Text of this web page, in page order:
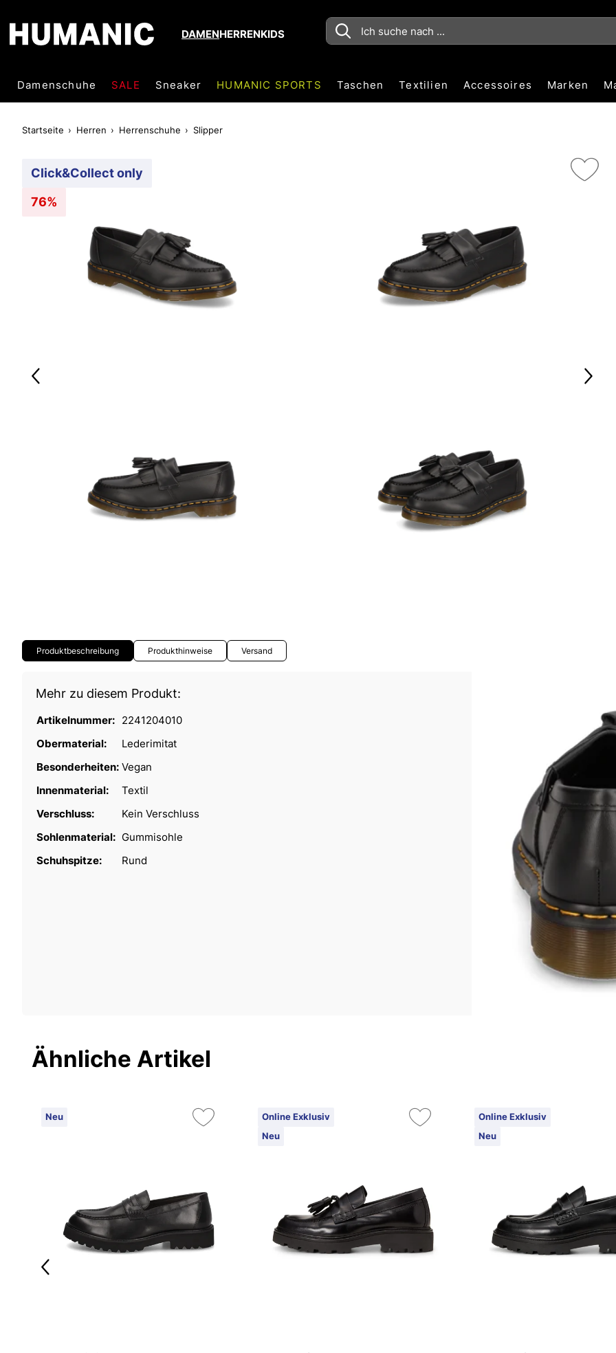
DAMENHERRENKIDS
Damenschuhe SALE Sneaker HUMANIC SPORTS Taschen Textilien Accessoires Marken
Startseite Herren Herrenschuhe Slipper
Click&Collect only
76%
Produktbeschreibung Produkthinweise Versand
Mehr zu diesem Produkt:
Artikelnummer: 2241204010
Obermaterial:
Lederimitat
Besonderheiten: Vegan
Innenmaterial:
Textil
Verschluss:
Kein Verschluss
Sohlenmaterial: Gummisohle
Schuhspitze:
Rund
Ähnliche Artikel
Neu
Online Exklusiv
Neu
Online Exklusiv
Neu